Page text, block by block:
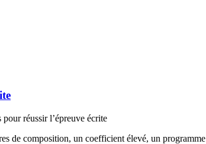
réussir l’épreuve écrite
de composition, un coefficient élevé, un programme